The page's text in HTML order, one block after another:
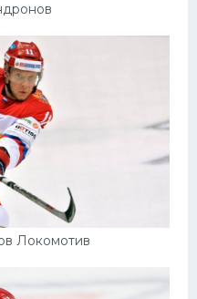
Локомотив